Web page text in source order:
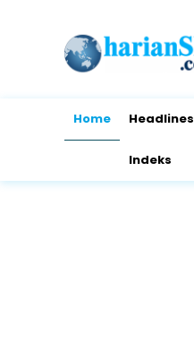
Home Headlines
Indeks